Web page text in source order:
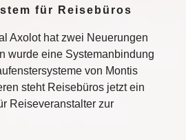
für Reisebüros
Axolot hat zwei Neuerungen
wurde eine Systemanbindung
von Montis
steht Reisebüros jetzt ein
Reiseveranstalter zur